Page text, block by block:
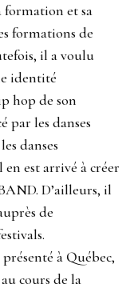
formation et sa
formations de
il a voulu
identité
hop de son
par les danses
danses
est arrivé à créer
D’ailleurs, il
de
à Québec,
cours de la